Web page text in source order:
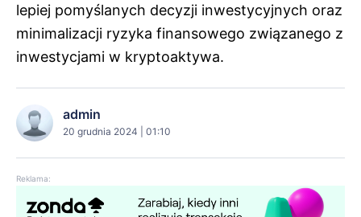
lepiej pomyślanych decyzji inwestycyjnych oraz
minimalizacji ryzyka finansowego związanego z
inwestycjami w kryptoaktywa.
admin
20 grudnia 2024 | 01:10
Reklama: